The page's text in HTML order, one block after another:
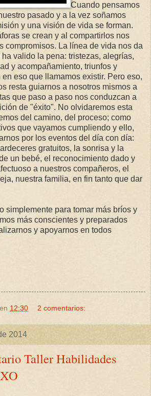
Cuando pensamos
pasado y a la vez soñamos
y una visión de vida se forman.
se crean y al compartirlos nos
compromisos. La línea de vida nos da
valido la pena: tristezas, alegrías,
y acompañamiento, triunfos y
eso que llamamos existir. Pero eso,
resta guiarnos a nosotros mismos a
que paso a paso nos conduzcan a
de "éxito". No olvidaremos esta
del camino, del proceso; como
que vayamos cumpliendo y ello,
por los eventos del día con día:
gratuitos, la sonrisa y la
un bebé, el reconocimiento dado y
a nuestros compañeros, el
nuestra familia, en fin tanto que dar
simplemente para tomar más bríos y
más conscientes y preparados
y apoyarnos en todos
en 12:30 2 comentarios:
2014
Taller Habilidades